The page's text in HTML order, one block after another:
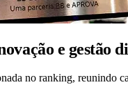
e gestão
no ranking, reunindo